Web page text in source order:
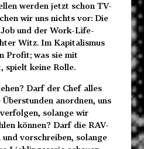
werden jetzt schon TV-
wir uns nichts vor: Die
und der Work-Life-
Witz. Im Kapitalismus
Profit; was sie mit
spielt keine Rolle.
Darf der Chef alles
anordnen, uns
solange wir
können? Darf die RAV-
vorschreiben, solange